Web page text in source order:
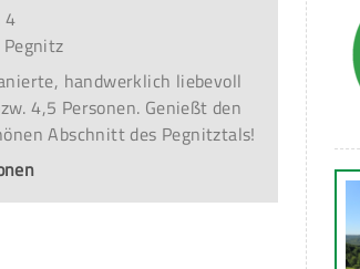
4
handwerklich liebevoll
4,5 Personen. Genießt den
Abschnitt des Pegnitztals!